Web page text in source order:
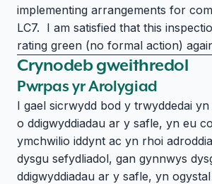
implementing arrangements for
LC7. I am satisfied that this
rating green (no formal action)
Crynodeb gweithredol
Pwrpas yr Arolygiad
I gael sicrwydd bod y trwyddedai
o ddigwyddiadau ar y safle, yn eu
ymchwilio iddynt ac yn rhoi
dysgu sefydliadol, gan gynnwys
ddigwyddiadau ar y safle, yn